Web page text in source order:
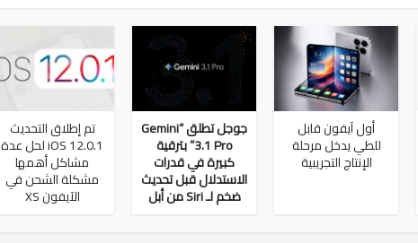
أول آيفون قابل
للطي يدخل مرحلة
الإنتاج التجريبية
جوجل تطلق “Gemini
3.1 Pro” بترقية
كبيرة في قدرات
الاستدلال قبل تحديث
ضخم لـ Siri من أبل
تم إطلاق التحديث
iOS 12.0.1 لحل عدة
مشاكل أهمها
مشكلة الشحن في
الآيفون XS